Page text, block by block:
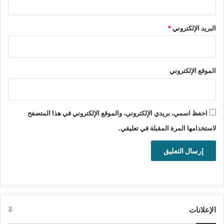
تحميل
RealPlayer forMac
RealPlayer forAndroid
RealPlayer forWindows Phone
تشغيل الصوت والفيديو ملتميديا
البريد الإلكتروني*
الموقع الإلكتروني
احفظ اسمي، بريدي الإلكتروني، والموقع الإلكتروني في هذا المتصفح
لاستخدامها المرة المقبلة في تعليقي.
الإعلانات